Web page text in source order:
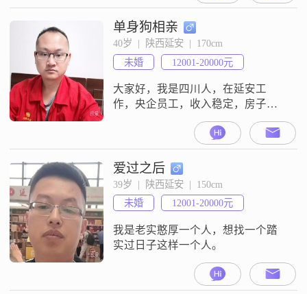
茶##3001##聊事业
单身狗相亲
40岁  |  陕西延安  |  170cm
未婚
12001-20000元
大家好，我是四川人，在延安工
作，央企员工，收入稳定，房子在
西安，每个月休假8天回去，希望对
方能接受我这种工作状态
爱过之后
39岁  |  陕西延安  |  150cm
未婚
12001-20000元
我是老实憨厚一个人，想找一个踏
实过日子这样一个人。